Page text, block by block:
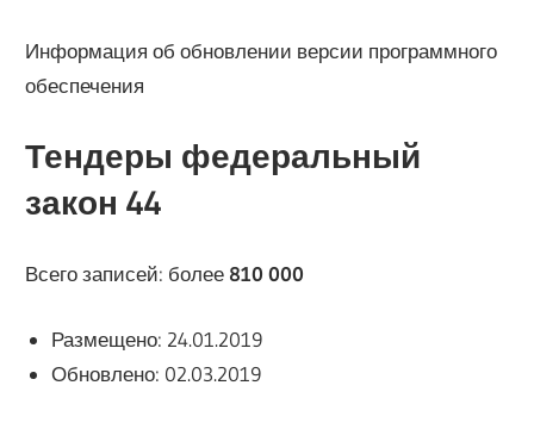
Информация об обновлении версии программного
обеспечения
Тендеры федеральный
закон 44
Всего записей: более 810 000
Размещено: 24.01.2019
Обновлено: 02.03.2019